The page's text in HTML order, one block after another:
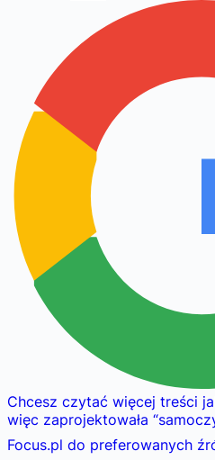
Chcesz czytać więcej treści
więc zaprojektowała
Focus.pl do preferowanych